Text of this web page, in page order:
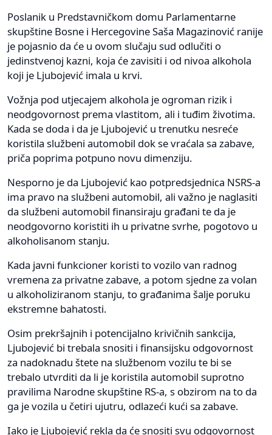
Poslanik u Predstavničkom domu Parlamentarne
skupštine Bosne i Hercegovine Saša Magazinović ranije
je pojasnio da će u ovom slučaju sud odlučiti o
jedinstvenoj kazni, koja će zavisiti i od nivoa alkohola
koji je Ljubojević imala u krvi.
Vožnja pod utjecajem alkohola je ogroman rizik i
neodgovornost prema vlastitom, ali i tuđim životima.
Kada se doda i da je Ljubojević u trenutku nesreće
koristila službeni automobil dok se vraćala sa zabave,
priča poprima potpuno novu dimenziju.
Nesporno je da Ljubojević kao potpredsjednica NSRS-a
ima pravo na službeni automobil, ali važno je naglasiti
da službeni automobil finansiraju građani te da je
neodgovorno koristiti ih u privatne svrhe, pogotovo u
alkoholisanom stanju.
Kada javni funkcioner koristi to vozilo van radnog
vremena za privatne zabave, a potom sjedne za volan
u alkoholiziranom stanju, to građanima šalje poruku
ekstremne bahatosti.
Osim prekršajnih i potencijalno krivičnih sankcija,
Ljubojević bi trebala snositi i finansijsku odgovornost
za nadoknadu štete na službenom vozilu te bi se
trebalo utvrditi da li je koristila automobil suprotno
pravilima Narodne skupštine RS-a, s obzirom na to da
ga je vozila u četiri ujutru, odlazeći kući sa zabave.
Iako je Ljubojević rekla da će snositi svu odgovornost